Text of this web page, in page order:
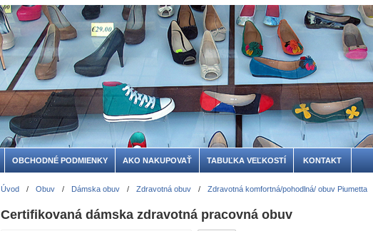
OBCHODNÉ PODMIENKY AKO NAKUPOVAŤ TABUĽKA VEĽKOSTÍ KONTAKT
Úvod / Obuv / Dámska obuv / Zdravotná obuv / Zdravotná komfortná/pohodlná/ obuv Piumetta
Certifikovaná dámska zdravotná pracovná obuv